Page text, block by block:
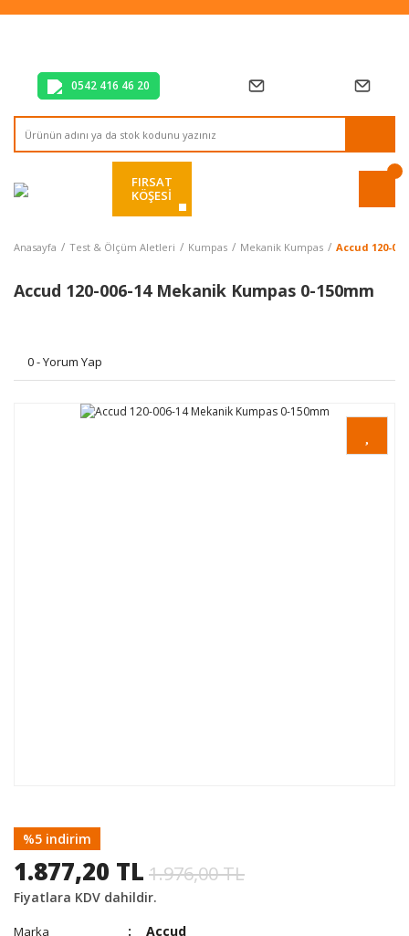
Tüm Alışverişlerde Vade Farksız 2 Taksit!
0542 416 46 20
FIRSAT
KÖŞESİ
Anasayfa Test & Ölçüm Aletleri Kumpas Mekanik Kumpas Accud 120-
Accud 120-006-14 Mekanik Kumpas 0-150mm
0 - Yorum Yap
%5 indirim
1.877,20 TL 1.976,00 TL
Fiyatlara KDV dahildir.
Marka Accud